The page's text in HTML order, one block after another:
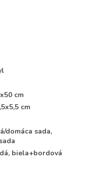
cm
cm
domáca sada,
biela+bordová